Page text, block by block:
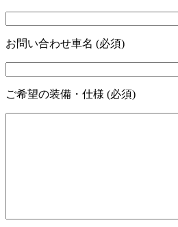
お問い合わせ車名 (必須)
ご希望の装備・仕様 (必須)